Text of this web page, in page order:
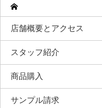
店舗概要とアクセス
スタッフ紹介
商品購入
サンプル請求